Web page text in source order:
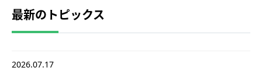
最新のトピックス
2026.07.17